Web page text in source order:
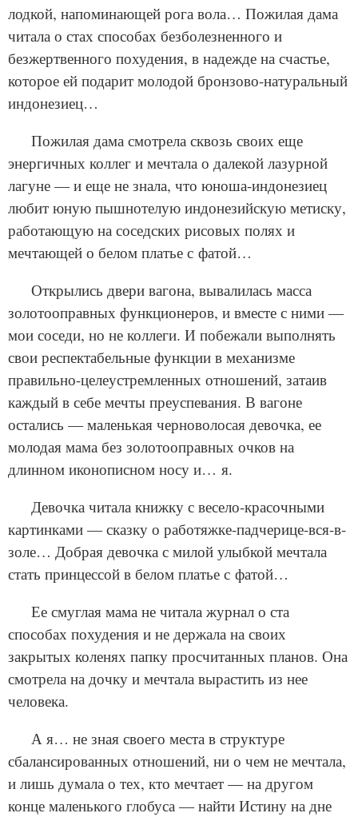
лодкой, напоминающей рога вола… Пожилая дама
читала о стах способах безболезненного и
безжертвенного похудения, в надежде на счастье,
которое ей подарит молодой бронзово-натуральный
индонезиец…
Пожилая дама смотрела сквозь своих еще
энергичных коллег и мечтала о далекой лазурной
лагуне — и еще не знала, что юноша-индонезиец
любит юную пышнотелую индонезийскую метиску,
работающую на соседских рисовых полях и
мечтающей о белом платье с фатой…
Открылись двери вагона, вывалилась масса
золотооправных функционеров, и вместе с ними —
мои соседи, но не коллеги. И побежали выполнять
свои респектабельные функции в механизме
правильно-целеустремленных отношений, затаив
каждый в себе мечты преуспевания. В вагоне
остались — маленькая черноволосая девочка, ее
молодая мама без золотооправных очков на
длинном иконописном носу и… я.
Девочка читала книжку с весело-красочными
картинками — сказку о работяжке-падчерице-вся-в-
золе… Добрая девочка с милой улыбкой мечтала
стать принцессой в белом платье с фатой…
Ее смуглая мама не читала журнал о ста
способах похудения и не держала на своих
закрытых коленях папку просчитанных планов. Она
смотрела на дочку и мечтала вырастить из нее
человека.
А я… не зная своего места в структуре
сбалансированных отношений, ни о чем не мечтала,
и лишь думала о тех, кто мечтает — на другом
конце маленького глобуса — найти Истину на дне